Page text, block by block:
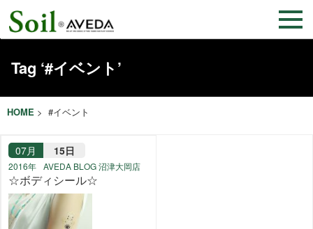
Tag ‘#イベント’
HOME > #イベント
07月 15日
2016年 AVEDA BLOG 沼津大岡店
☆ボディシール☆